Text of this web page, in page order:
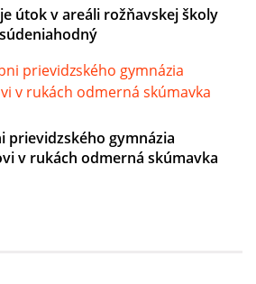
útok v areáli rožňavskej školy
prievidzského gymnázia
v rukách odmerná skúmavka